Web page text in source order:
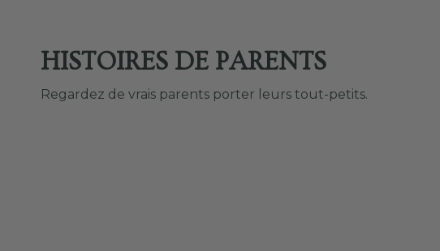
HISTOIRES DE PARENTS
Regardez de vrais parents porter leurs tout-petits.